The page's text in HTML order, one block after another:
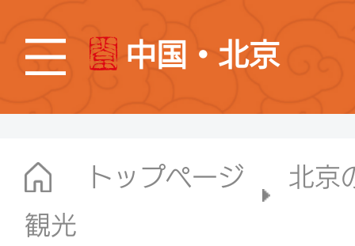
中国・北京
トップページ
北京
観光